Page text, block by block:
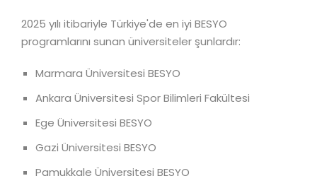
2025 yılı itibariyle Türkiye'de en iyi BESYO
programlarını sunan üniversiteler şunlardır:
Marmara Üniversitesi BESYO
Ankara Üniversitesi Spor Bilimleri Fakültesi
Ege Üniversitesi BESYO
Gazi Üniversitesi BESYO
Pamukkale Üniversitesi BESYO